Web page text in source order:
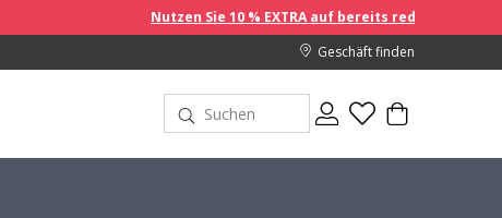
Nutzen Sie 10 % EXTRA auf bereits reduzierte Preise, wenn Sie 2 oder
Geschäft finden